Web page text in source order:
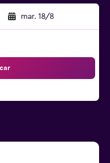
mar. 18/8